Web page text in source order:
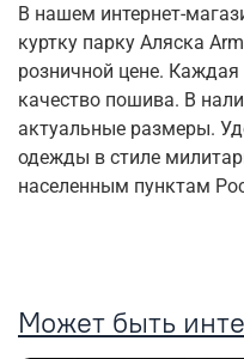
В нашем интернет-
куртку парку Аляска
розничной цене.
качество пошива. В
актуальные размеры.
одежды в стиле
населенным пунктам
Может быть